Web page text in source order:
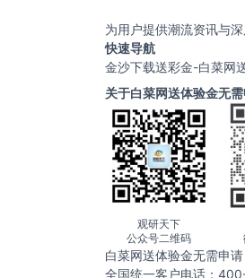
为用户提供潮流资讯与
快速导航
金沙下载送彩金-白菜网
关于白菜网送体验金无
观研天下
公众号二维码
白菜网送体验金无需申
全国统一客户电话：